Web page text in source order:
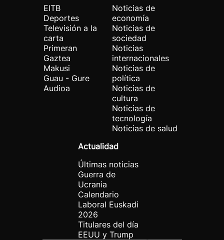
EITB
Deportes
Televisión a la
carta
Primeran
Gaztea
Makusi
Guau - Gure
Audioa
Noticias de
economía
Noticias de
sociedad
Noticias
internacionales
Noticias de
política
Noticias de
cultura
Noticias de
tecnología
Noticias de salud
Actualidad
Últimas noticias
Guerra de
Ucrania
Calendario
Laboral Euskadi
2026
Titulares del día
EEUU y Trump